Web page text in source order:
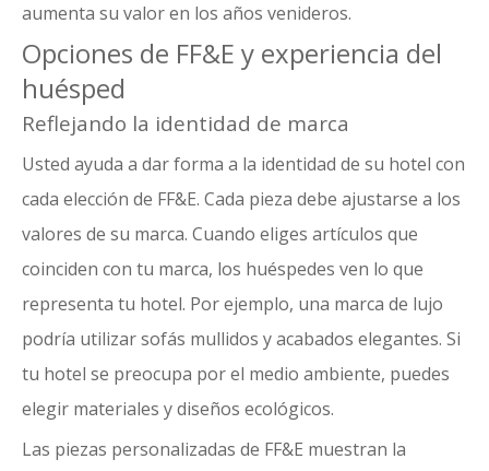
aumenta su valor en los años venideros.
Opciones de FF&E y experiencia del
huésped
Reflejando la identidad de marca
Usted ayuda a dar forma a la identidad de su hotel con
cada elección de FF&E. Cada pieza debe ajustarse a los
valores de su marca. Cuando eliges artículos que
coinciden con tu marca, los huéspedes ven lo que
representa tu hotel. Por ejemplo, una marca de lujo
podría utilizar sofás mullidos y acabados elegantes. Si
tu hotel se preocupa por el medio ambiente, puedes
elegir materiales y diseños ecológicos.
Las piezas personalizadas de FF&E muestran la